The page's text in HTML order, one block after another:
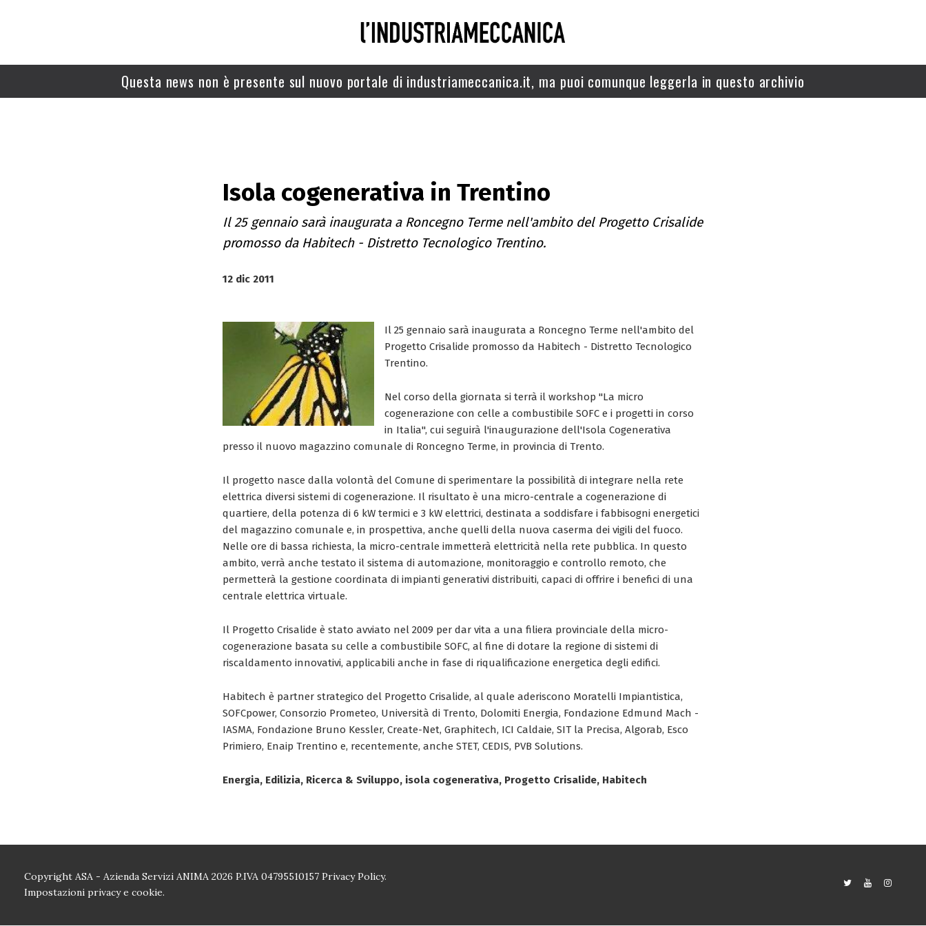
Questa news non è presente sul nuovo portale di industriameccanica.it, ma puoi comunque leggerla in questo archivio
Isola cogenerativa in Trentino
Il 25 gennaio sarà inaugurata a Roncegno Terme nell'ambito del Progetto Crisalide
promosso da Habitech - Distretto Tecnologico Trentino.
12 dic 2011
Il 25 gennaio sarà inaugurata a Roncegno Terme nell'ambito del
Progetto Crisalide promosso da Habitech - Distretto Tecnologico
Trentino.
Nel corso della giornata si terrà il workshop "La micro
cogenerazione con celle a combustibile SOFC e i progetti in corso
in Italia", cui seguirà l'inaugurazione dell'Isola Cogenerativa
presso il nuovo magazzino comunale di Roncegno Terme, in provincia di Trento.
Il progetto nasce dalla volontà del Comune di sperimentare la possibilità di integrare nella rete
elettrica diversi sistemi di cogenerazione. Il risultato è una micro-centrale a cogenerazione di
quartiere, della potenza di 6 kW termici e 3 kW elettrici, destinata a soddisfare i fabbisogni energetici
del magazzino comunale e, in prospettiva, anche quelli della nuova caserma dei vigili del fuoco.
Nelle ore di bassa richiesta, la micro-centrale immetterà elettricità nella rete pubblica. In questo
ambito, verrà anche testato il sistema di automazione, monitoraggio e controllo remoto, che
permetterà la gestione coordinata di impianti generativi distribuiti, capaci di offrire i benefici di una
centrale elettrica virtuale.
Il Progetto Crisalide è stato avviato nel 2009 per dar vita a una filiera provinciale della micro-
cogenerazione basata su celle a combustibile SOFC, al fine di dotare la regione di sistemi di
riscaldamento innovativi, applicabili anche in fase di riqualificazione energetica degli edifici.
Habitech è partner strategico del Progetto Crisalide, al quale aderiscono Moratelli Impiantistica,
SOFCpower, Consorzio Prometeo, Università di Trento, Dolomiti Energia, Fondazione Edmund Mach -
IASMA, Fondazione Bruno Kessler, Create-Net, Graphitech, ICI Caldaie, SIT la Precisa, Algorab, Esco
Primiero, Enaip Trentino e, recentemente, anche STET, CEDIS, PVB Solutions.
Energia, Edilizia, Ricerca & Sviluppo, isola cogenerativa, Progetto Crisalide, Habitech
Copyright ASA - Azienda Servizi ANIMA 2026 P.IVA 04795510157 Privacy Policy.
Impostazioni privacy e cookie.